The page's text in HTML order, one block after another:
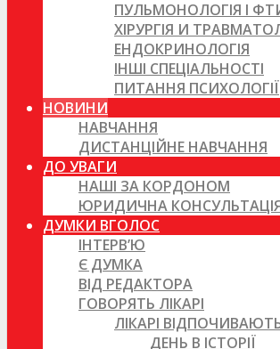
ПУЛЬМОНОЛОГІЯ І
ХІРУРГІЯ И
ЕНДОКРИНОЛОГІЯ
ІНШІ СПЕЦІАЛЬНОСТІ
ПИТАННЯ ПСИХОЛОГІЇ
НОВИНИ
НАВЧАННЯ
ДИСТАНЦІЙНЕ НАВЧАННЯ
ДО УВАГИ
НАШІ ЗА КОРДОНОМ
ЮРИДИЧНА
ДУМКИ ВГОЛОС
ІНТЕРВ’Ю
Є ДУМКА
ВІД РЕДАКТОРА
ГОВОРЯТЬ ЛІКАРІ
ЛІКАРІ
ДЕНЬ В ІСТОРІЇ